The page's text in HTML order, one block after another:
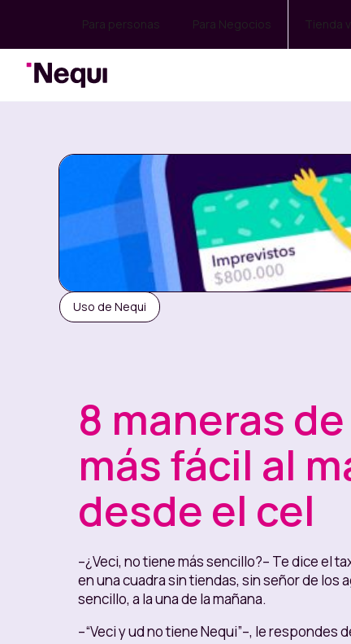
Para personas Para Negocios Tienda
Uso de Nequi
8 maneras
más fácil al
desde el cel
–¿Veci, no tiene más sencillo?– Te dice el
en una cuadra sin tiendas, sin señor de
sencillo, a la una de la mañana.
–“Veci y ud no tiene Nequi”–, le respondes